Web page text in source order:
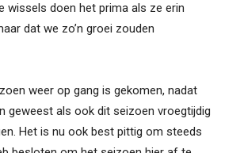
wissels doen het prima als ze erin
dat we zo’n groei zouden
weer op gang is gekomen, nadat
geweest als ook dit seizoen vroegtijdig
Het is nu ook best pittig om steeds